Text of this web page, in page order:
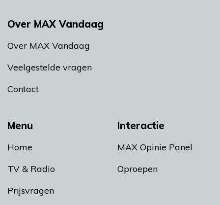
Menu
Home
TV & Radio
Prijsvragen
Interactie
MAX Opinie Panel
Oproepen
Over MAX Vandaag
Over MAX Vandaag
Veelgestelde vragen
Contact